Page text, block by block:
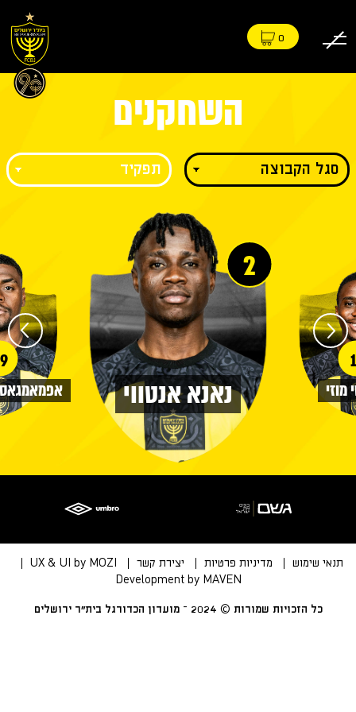
0
השחקנים
מוזי
2
נאנא אנטווי
תנאי שימוש מדיניות פרטיות יצירת קשר
UX & UI by MOZI
Development by MAVEN
כל הזכויות שמורות © 2024 – מועדון הכדורגל בית״ר ירושלים